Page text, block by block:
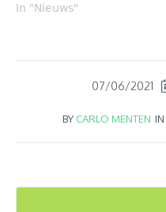
In "Nieuws"
07/06/2021
BY CARLO MENTEN IN